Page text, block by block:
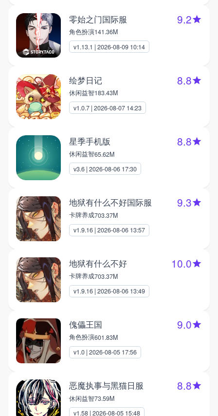
零始之门国际服
角色扮演141.36M
v1.13.1 | 2026-08-09 10:14
9.2
绘梦日记
休闲益智183.43M
v1.0.7 | 2026-08-07 14:23
8.8
星季手机版
休闲益智65.62M
v3.6 | 2026-08-06 17:30
8.8
地狱有什么不好国际服
卡牌养成703.37M
v1.9.16 | 2026-08-06 13:57
9.3
地狱有什么不好
卡牌养成703.37M
v1.9.16 | 2026-08-06 13:49
10.0
傀儡王国
角色扮演601.83M
v1.0 | 2026-08-05 17:56
9.0
恶魔执事与黑猫日服
休闲益智73.59M
v1.58 | 2026-08-05 15:48
8.8